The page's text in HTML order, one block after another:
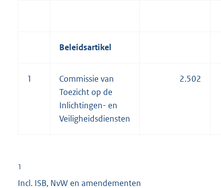
Beleidsartikel
1
Commissie van
Toezicht op de
Inlichtingen- en
Veiligheidsdiensten
2.502
1
Incl. ISB, NvW en amendementen